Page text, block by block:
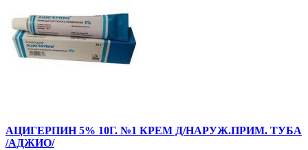
АЦИГЕРПИН 5% 10Г. №1 КРЕМ Д/НАРУЖ.ПРИМ. ТУБА
/АДЖИО/